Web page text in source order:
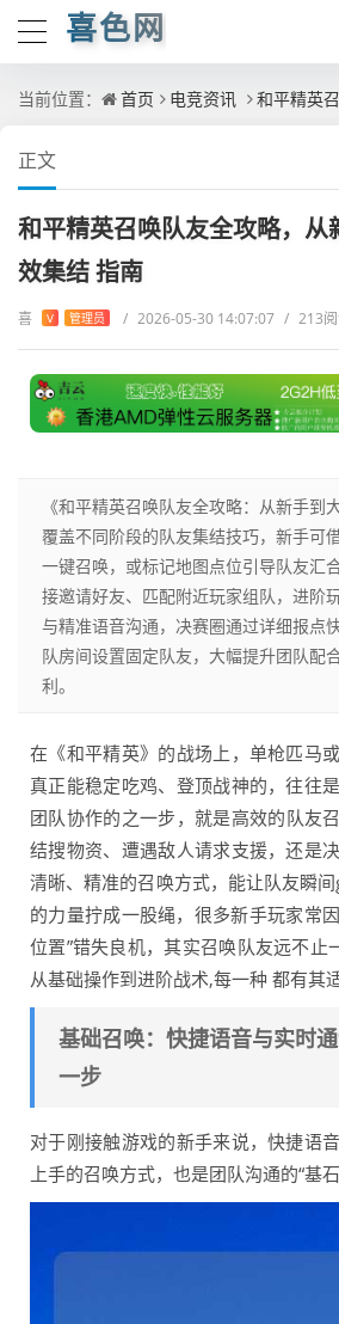
喜色网
当前位置： 首页 电竞资讯 和平精英召唤队友全
正文
和平精英召唤队友全攻略，从
效集结 指南
喜 V 管理员 / 2026-05-30 14:07:07 / 213
《和平精英召唤队友全攻略：从新手到
覆盖不同阶段的队友集结技巧，新手可
一键召唤，或标记地图点位引导队友汇
接邀请好友、匹配附近玩家组队，进阶
与精准语音沟通，决赛圈通过详细报点
队房间设置固定队友，大幅提升团队配
利。
在《和平精英》的战场上，单枪匹马
真正能稳定吃鸡、登顶战神的，往往
团队协作的之一步，就是高效的队
结搜物资、遭遇敌人请求支援，还是
清晰、精准的召唤方式，能让队友瞬
的力量拧成一股绳，很多新手玩家常
位置”错失良机，其实召唤队友远不止
从基础操作到进阶战术,每一种 都有其
基础召唤：快捷语音与实时
一步
对于刚接触游戏的新手来说，快捷语
上手的召唤方式，也是团队沟通的“基石